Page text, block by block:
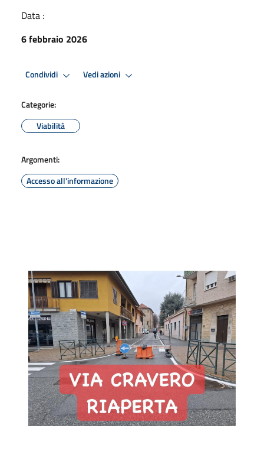
Data :
6 febbraio 2026
Condividi Vedi azioni
Categorie:
Viabilità
Argomenti:
Accesso all'informazione